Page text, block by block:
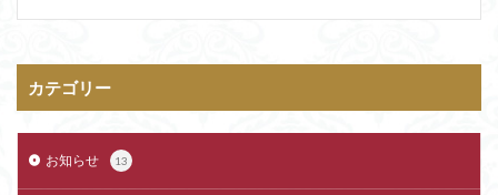
カテゴリー
お知らせ 13